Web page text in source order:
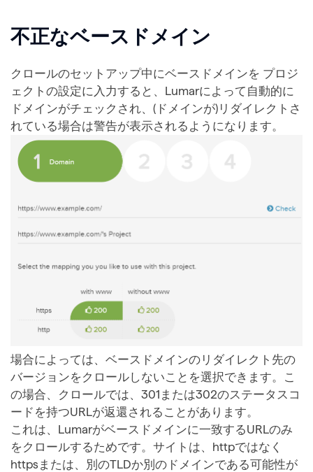
不正なベースドメイン
クロールのセットアップ中にベースドメインを プロジ
ェクトの設定に入力すると、Lumarによって自動的に
ドメインがチェックされ、(ドメインが)リダイレクトさ
れている場合は警告が表示されるようになります。
場合によっては、ベースドメインのリダイレクト先の
バージョンをクロールしないことを選択できます。こ
の場合、クロールでは、301または302のステータスコ
ードを持つURLが返還されることがあります。
これは、Lumarがベースドメインに一致するURLのみ
をクロールするためです。サイトは、httpではなく
httpsまたは、別のTLDか別のドメインである可能性が